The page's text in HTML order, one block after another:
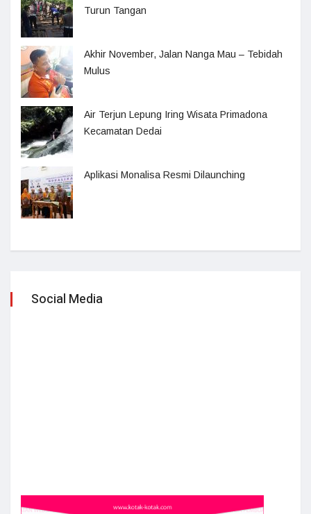
Turun Tangan
Akhir November, Jalan Nanga Mau – Tebidah
Mulus
Air Terjun Lepung Iring Wisata Primadona
Kecamatan Dedai
Aplikasi Monalisa Resmi Dilaunching
Social Media